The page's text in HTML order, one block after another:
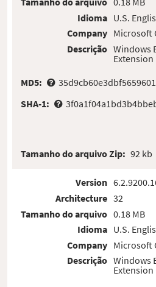
Idioma
Company
Descrição
U.S.
Microsoft
Windows
Extension
MD5:
SHA-1:
Tamanho do arquivo Zip: 92 kb
Version
Architecture
Tamanho do arquivo
Idioma
Company
Descrição
32
0.18 MB
U.S.
Microsoft
Windows
Extension